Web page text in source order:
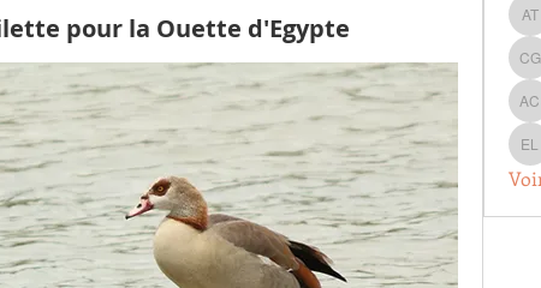
pour la Ouette d'Egypte